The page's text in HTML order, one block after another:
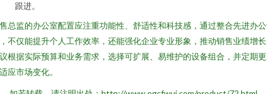
跟进。
总监的办公室配置应注重功能性、舒适性和科技感，通过整合先进办
不仅能提升个人工作效率，还能强化企业专业形象，推动销售业绩增
根据实际预算和业务需求，选择可扩展、易维护的设备组合，并定期
应市场变化。